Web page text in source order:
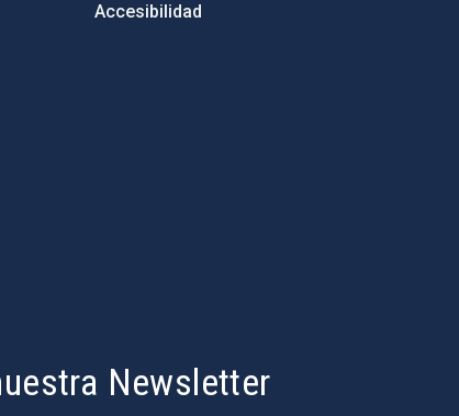
Accesibilidad
Newsletter